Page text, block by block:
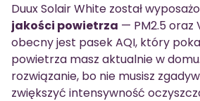
Duux Solair White został
jakości powietrza — PM2.5 oraz
obecny jest pasek AQI, który
powietrza masz aktualnie w
rozwiązanie, bo nie musisz
zwiększyć intensywność